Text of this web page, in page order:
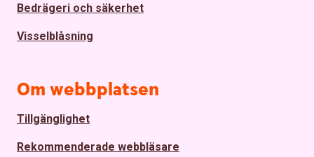
Bedrägeri och säkerhet
Visselblåsning
Om webbplatsen
Tillgänglighet
Rekommenderade webbläsare